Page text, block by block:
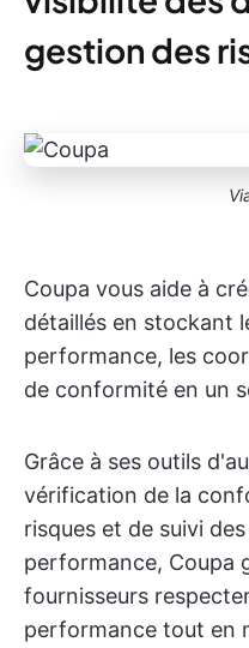
gestion des
Coupa vous aide à
détaillés en stockant
performance, les
de conformité en un
Grâce à ses outils
vérification de la
risques et de suivi
performance, Coupa
fournisseurs
performance tout en